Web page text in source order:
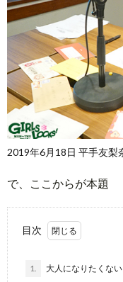
2019年6月18日 平手友梨
で、ここからが本題
目次
1. 大人になりたくない